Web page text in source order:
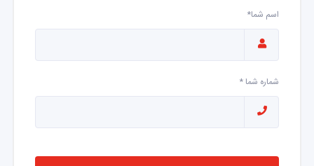
اسم شما*
شماره شما *